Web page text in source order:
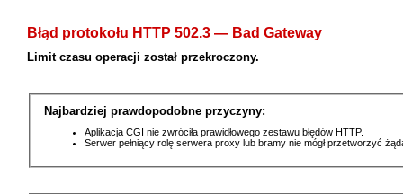
Błąd protokołu HTTP 502.3 — Bad Gateway
Limit czasu operacji został przekroczony.
Najbardziej prawdopodobne przyczyny:
Aplikacja CGI nie zwróciła prawidłowego zestawu błędów HTTP.
Serwer pełniący rolę serwera proxy lub bramy nie mógł przetworzyć